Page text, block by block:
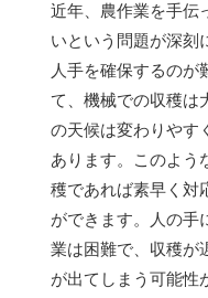
近年、農作業を手伝
いという問題が深刻
人手を確保するのが
て、機械での収穫は
の天候は変わりやす
あります。このよう
穫であれば素早く対
ができます。人の手
業は困難で、収穫が
が出てしまう可能性